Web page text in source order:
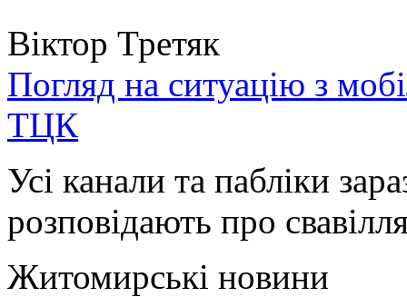
Віктор Третяк
Погляд на ситуацію з
ТЦК
Усі канали та пабліки
розповідають про
Житомирські новини